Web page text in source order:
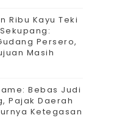
Ribu Kayu Teki
Persero,
Masih
Bebas Judi
Pajak Daerah
Ketegasan